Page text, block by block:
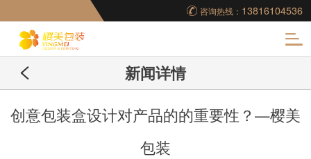
咨询热线： 13816104536
妆品包装盒工厂,高档
包装盒定制,创意包装
新闻详情
创意包装盒设计对产品的的重要性？—樱美
包装